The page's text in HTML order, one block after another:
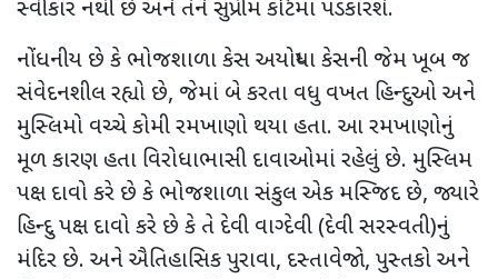
સ્વીકાર નથી છે અને તેને સુપ્રીમ કોર્ટમાં પડકારશે.
નોંધનીય છે કે ભોજશાળા કેસ અયોધ્યા કેસની જેમ ખૂબ જ
સંવેદનશીલ રહ્યો છે, જેમાં બે કરતા વધુ વખત હિન્દુઓ અને
મુસ્લિમો વચ્ચે કોમી રમખાણો થયા હતા. આ રમખાણોનું
મૂળ કારણ હતા વિરોધાભાસી દાવાઓમાં રહેલું છે. મુસ્લિમ
પક્ષ દાવો કરે છે કે ભોજશાળા સંકુલ એક મસ્જિદ છે, જ્યારે
હિન્દુ પક્ષ દાવો કરે છે કે તે દેવી વાગ્દેવી (દેવી સરસ્વતી)નું
મંદિર છે. અને ઐતિહાસિક પુરાવા, દસ્તાવેજો, પુસ્તકો અને